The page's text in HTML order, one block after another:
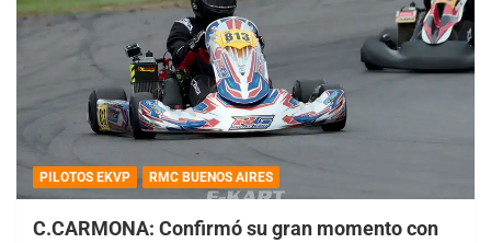
PILOTOS EKVP RMC BUENOS AIRES
C.CARMONA: Confirmó su gran momento con